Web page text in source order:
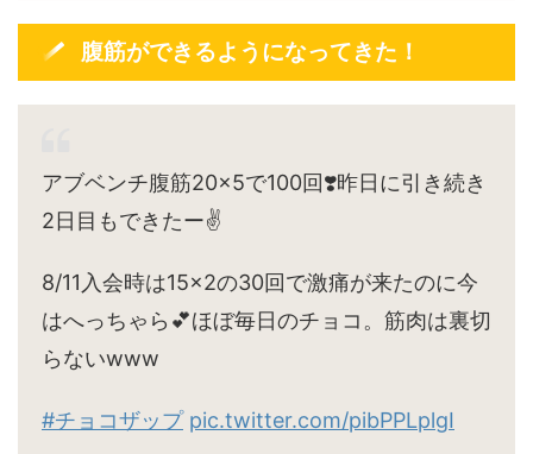
腹筋ができるようになってきた！
アブベンチ腹筋20×5で100回❣️昨日に引き続き
2日目もできたー✌️
8/11入会時は15×2の30回で激痛が来たのに今
はへっちゃら💕ほぼ毎日のチョコ。筋肉は裏切
らないwww
#チョコザップ pic.twitter.com/pibPPLplgI